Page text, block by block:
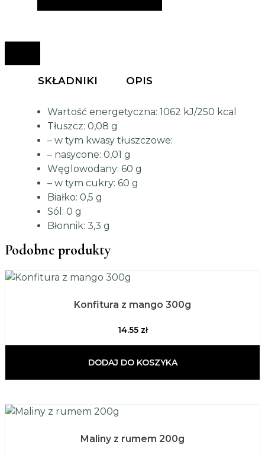
SKŁADNIKI OPIS
Wartość energetyczna: 1062 kJ/250 kcal
Tłuszcz: 0,08 g
– w tym kwasy tłuszczowe:
– nasycone: 0,01 g
Węglowodany: 60 g
– w tym cukry: 60 g
Białko: 0,5 g
Sól: 0 g
Błonnik: 3,3 g
Podobne produkty
Konfitura z mango 300g
14.55 zł
DODAJ DO KOSZYKA
Maliny z rumem 200g